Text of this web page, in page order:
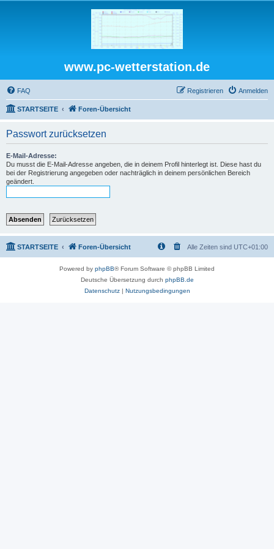
www.pc-wetterstation.de
FAQ Anmelden
Registrieren
STARTSEITE Foren-Übersicht
Passwort zurücksetzen
E-Mail-Adresse:
Du musst die E-Mail-Adresse angeben, die in deinem Profil hinterlegt ist. Diese hast du
bei der Registrierung angegeben oder nachträglich in deinem persönlichen Bereich
geändert.
STARTSEITE Foren-Übersicht Alle Zeiten sind UTC+01:00
Powered by phpBB® Forum Software © phpBB Limited
Deutsche Übersetzung durch phpBB.de
Datenschutz| Nutzungsbedingungen